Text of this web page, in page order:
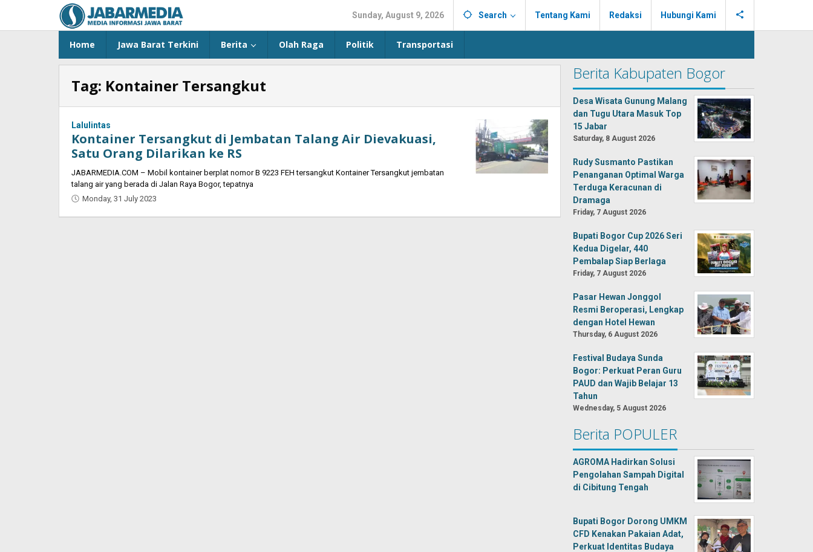
content
Sunday, August 9, 2026 Search Tentang Kami Redaksi Hubungi Kami
Home Jawa Barat Terkini Berita Olah Raga Politik Transportasi
Tag: Kontainer Tersangkut
Lalulintas
Kontainer Tersangkut di Jembatan Talang Air Dievakuasi,
Satu Orang Dilarikan ke RS
JABARMEDIA.COM – Mobil kontainer berplat nomor B 9223 FEH tersangkut Kontainer Tersangkut jembatan
talang air yang berada di Jalan Raya Bogor, tepatnya
Monday, 31 July 2023
Berita Kabupaten Bogor
Desa Wisata Gunung Malang
dan Tugu Utara Masuk Top
15 Jabar
Saturday, 8 August 2026
Rudy Susmanto Pastikan
Penanganan Optimal Warga
Terduga Keracunan di
Dramaga
Friday, 7 August 2026
Bupati Bogor Cup 2026 Seri
Kedua Digelar, 440
Pembalap Siap Berlaga
Friday, 7 August 2026
Pasar Hewan Jonggol
Resmi Beroperasi, Lengkap
dengan Hotel Hewan
Thursday, 6 August 2026
Festival Budaya Sunda
Bogor: Perkuat Peran Guru
PAUD dan Wajib Belajar 13
Tahun
Wednesday, 5 August 2026
Berita POPULER
AGROMA Hadirkan Solusi
Pengolahan Sampah Digital
di Cibitung Tengah
Bupati Bogor Dorong UMKM
CFD Kenakan Pakaian Adat,
Perkuat Identitas Budaya